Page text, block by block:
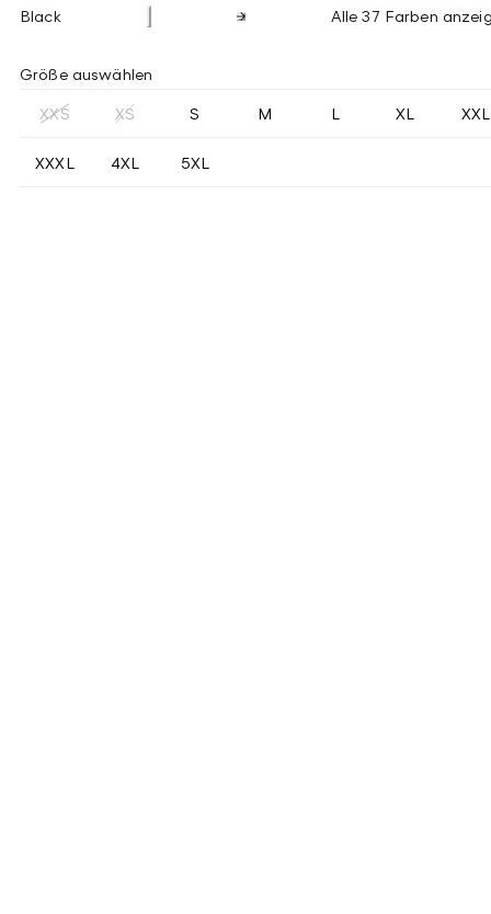
Black Alle 37 Farben
Größe auswählen
XXS XS S M L XL XXL
XXXL 4XL 5XL